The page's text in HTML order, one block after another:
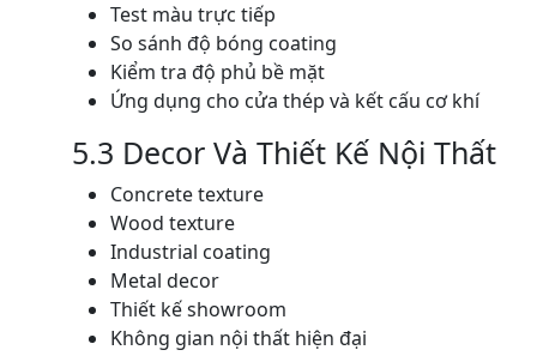
Test màu trực tiếp
So sánh độ bóng coating
Kiểm tra độ phủ bề mặt
Ứng dụng cho cửa thép và kết cấu cơ khí
5.3 Decor Và Thiết Kế Nội Thất
Concrete texture
Wood texture
Industrial coating
Metal decor
Thiết kế showroom
Không gian nội thất hiện đại